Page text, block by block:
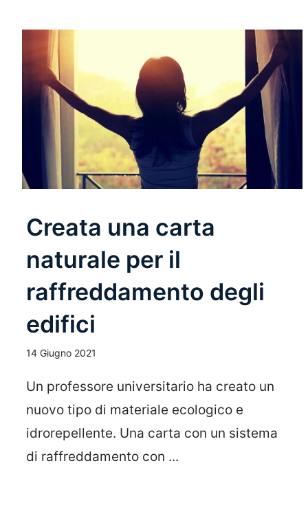
Creata una carta
naturale per il
raffreddamento degli
edifici
14 Giugno 2021
Un professore universitario ha creato un
nuovo tipo di materiale ecologico e
idrorepellente. Una carta con un sistema
di raffreddamento con ...